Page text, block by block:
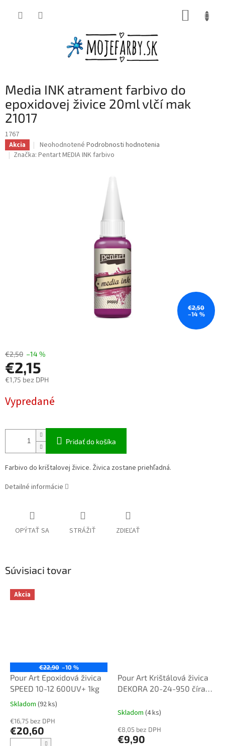
Media INK atrament farbivo do
epoxidovej živice 20ml vlčí mak
21017
1767
Akcia
Priemerné
hodnotenie
Neohodnotené Podrobnosti hodnotenia
Značka: Pentart MEDIA INK farbivo
€2,50
–14 %
€2,50 –14 %
€2,15
€1,75 bez DPH
cena:
Vypredané
Pridať do košíka
Farbivo do krištalovej živice. Živica zostane priehľadná.
Detailné informácie
OPÝTAŤ SA STRÁŽIŤ ZDIEĽAŤ
Súvisiaci tovar
Akcia
€22,90 –10 %
Pour Art Epoxidová živica
SPEED 10-12 600UV+ 1kg
Priemerné
produktu
je
Skladom (92 ks)
€16,75 bez DPH
€20,60
Pour Art Krištálová živica
DEKORA 20-24-950 číra
Skladom (4 ks)
€8,05 bez DPH
€9,90